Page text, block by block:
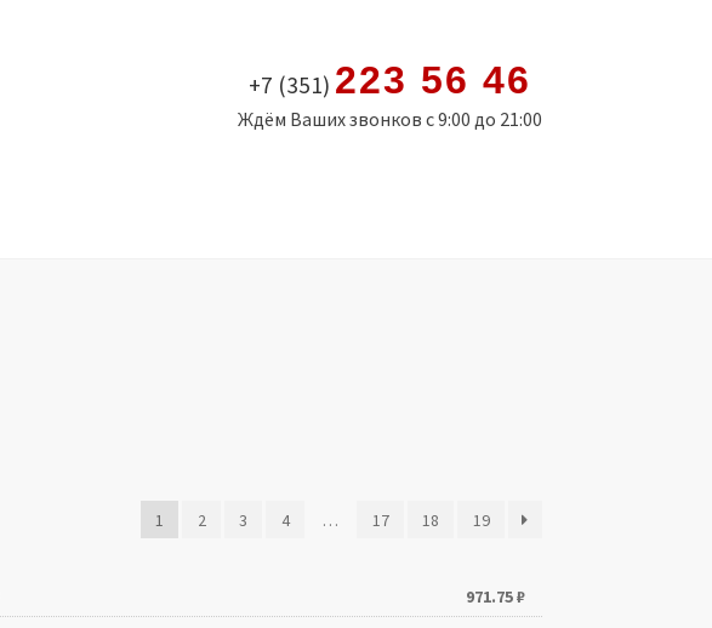
+7 (351) 223 56 46
Ждём Ваших звонков с 9:00 до 21:00
1 2 3 4 … 17 18 19
971.75₽